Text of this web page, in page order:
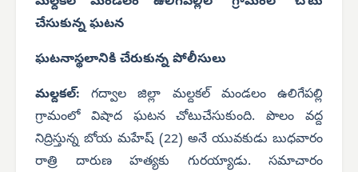
చేసుకున్న ఘటన
ఘటనాస్థలానికి చేరుకున్న పోలీసులు
మల్దకల్:గద్వాల జిల్లా మల్దకల్ మండలం ఉలిగేపల్లి
గ్రామంలో విషాద ఘటన చోటుచేసుకుంది. పొలం వద్ద
నిద్రిస్తున్న బోయ మహేష్ (22) అనే యువకుడు బుధవారం
రాత్రి దారుణ హత్యకు గురయ్యాడు. సమాచారం